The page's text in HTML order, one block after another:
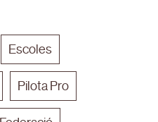
Escoles
Pilota Pro